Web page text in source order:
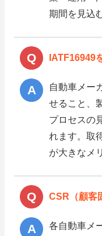
期間を見込
IATF16949
自動車メー
せること、
プロセスの
れます。取
が大きなメ
CSR（顧客
各自動車メ